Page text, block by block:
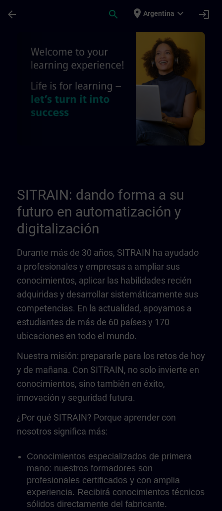
arrow_back search place Argentina expand_more login
Quiénes somos - Páginas de
SITRAIN: dando forma a su
futuro en automatización y
digitalización
Durante más de 30 años, SITRAIN ha ayudado
a profesionales y empresas a ampliar sus
conocimientos, aplicar las habilidades recién
adquiridas y desarrollar sistemáticamente sus
competencias. En la actualidad, apoyamos a
estudiantes de más de 60 países y 170
ubicaciones en todo el mundo.
Nuestra misión: prepararle para los retos de hoy
y de mañana. Con SITRAIN, no solo invierte en
conocimientos, sino también en éxito,
innovación y seguridad futura.
¿Por qué SITRAIN? Porque aprender con
nosotros significa más:
Conocimientos especializados de primera
mano: nuestros formadores son
profesionales certificados y con amplia
experiencia. Recibirá conocimientos técnicos
sólidos directamente del fabricante.